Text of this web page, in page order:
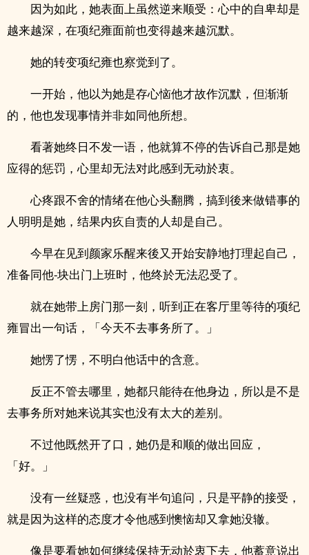
因为如此，她表面上虽然逆来顺受：心中的自卑却是
越来越深，在项纪雍面前也变得越来越沉默。
她的转变项纪雍也察觉到了。
一开始，他以为她是存心恼他才故作沉默，但渐渐
的，他也发现事情并非如同他所想。
看著她终日不发一语，他就算不停的告诉自己那是她
应得的惩罚，心里却无法对此感到无动於衷。
心疼跟不舍的情绪在他心头翻腾，搞到後来做错事的
人明明是她，结果内疚自责的人却是自己。
今早在见到颜家乐醒来後又开始安静地打理起自己，
准备同他-块出门上班时，他终於无法忍受了。
就在她带上房门那一刻，听到正在客厅里等待的项纪
雍冒出一句话，「今天不去事务所了。」
她愣了愣，不明白他话中的含意。
反正不管去哪里，她都只能待在他身边，所以是不是
去事务所对她来说其实也没有太大的差别。
不过他既然开了口，她仍是和顺的做出回应，
「好。」
没有一丝疑惑，也没有半句追问，只是平静的接受，
就是因为这样的态度才令他感到懊恼却又拿她没辙。
像是要看她如何继续保持无动於衷下去，他蓄意说出